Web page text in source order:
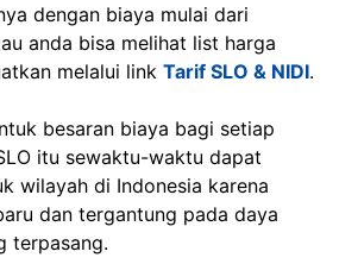
dengan biaya mulai dari
anda bisa melihat list harga
melalui link Tarif SLO & NIDI.
besaran biaya bagi setiap
itu sewaktu-waktu dapat
wilayah di Indonesia karena
dan tergantung pada daya
terpasang.